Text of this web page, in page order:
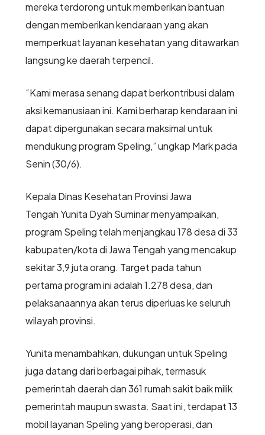
mereka terdorong untuk memberikan bantuan
dengan memberikan kendaraan yang akan
memperkuat layanan kesehatan yang ditawarkan
langsung ke daerah terpencil.
“Kami merasa senang dapat berkontribusi dalam
aksi kemanusiaan ini. Kami berharap kendaraan ini
dapat dipergunakan secara maksimal untuk
mendukung program Speling,” ungkap Mark pada
Senin (30/6).
Kepala Dinas Kesehatan Provinsi Jawa
Tengah Yunita Dyah Suminar menyampaikan,
program Speling telah menjangkau 178 desa di 33
kabupaten/kota di Jawa Tengah yang mencakup
sekitar 3,9 juta orang. Target pada tahun
pertama program ini adalah 1.278 desa, dan
pelaksanaannya akan terus diperluas ke seluruh
wilayah provinsi.
Yunita menambahkan, dukungan untuk Speling
juga datang dari berbagai pihak, termasuk
pemerintah daerah dan 361 rumah sakit baik milik
pemerintah maupun swasta. Saat ini, terdapat 13
mobil layanan Speling yang beroperasi, dan